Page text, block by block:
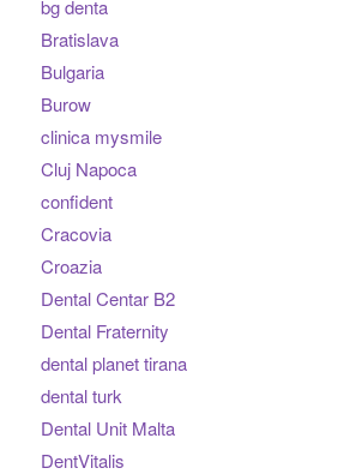
bg denta
Bratislava
Bulgaria
Burow
clinica mysmile
Cluj Napoca
confident
Cracovia
Croazia
Dental Centar B2
Dental Fraternity
dental planet tirana
dental turk
Dental Unit Malta
DentVitalis